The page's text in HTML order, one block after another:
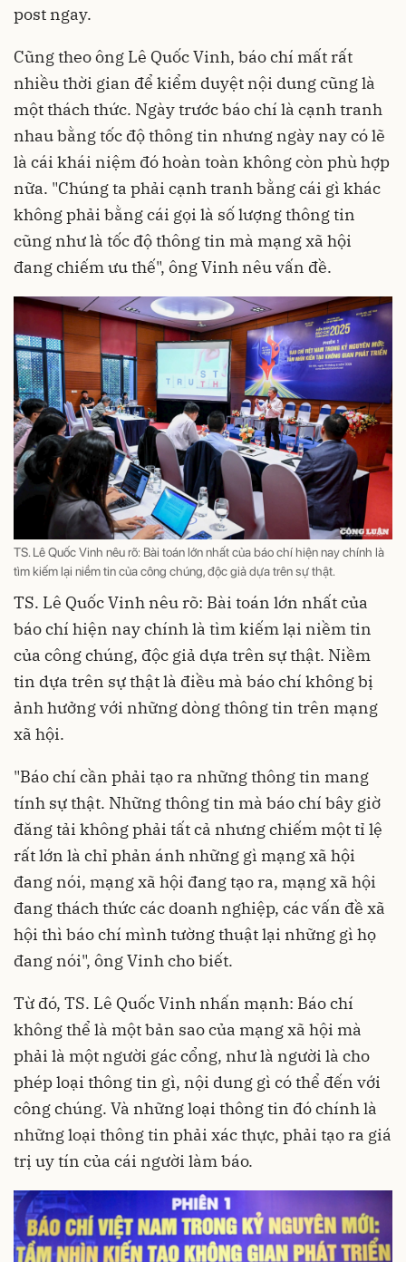
post ngay.
Cũng theo ông Lê Quốc Vinh, báo chí mất rất
nhiều thời gian để kiểm duyệt nội dung cũng là
một thách thức. Ngày trước báo chí là cạnh tranh
nhau bằng tốc độ thông tin nhưng ngày nay có lẽ
là cái khái niệm đó hoàn toàn không còn phù hợp
nữa. "Chúng ta phải cạnh tranh bằng cái gì khác
không phải bằng cái gọi là số lượng thông tin
cũng như là tốc độ thông tin mà mạng xã hội
đang chiếm ưu thế", ông Vinh nêu vấn đề.
TS. Lê Quốc Vinh nêu rõ: Bài toán lớn nhất của báo chí hiện nay chính là
tìm kiếm lại niềm tin của công chúng, độc giả dựa trên sự thật.
TS. Lê Quốc Vinh nêu rõ: Bài toán lớn nhất của
báo chí hiện nay chính là tìm kiếm lại niềm tin
của công chúng, độc giả dựa trên sự thật. Niềm
tin dựa trên sự thật là điều mà báo chí không bị
ảnh hưởng với những dòng thông tin trên mạng
xã hội.
"Báo chí cần phải tạo ra những thông tin mang
tính sự thật. Những thông tin mà báo chí bây giờ
đăng tải không phải tất cả nhưng chiếm một tỉ lệ
rất lớn là chỉ phản ánh những gì mạng xã hội
đang nói, mạng xã hội đang tạo ra, mạng xã hội
đang thách thức các doanh nghiệp, các vấn đề xã
hội thì báo chí mình tường thuật lại những gì họ
đang nói", ông Vinh cho biết.
Từ đó, TS. Lê Quốc Vinh nhấn mạnh: Báo chí
không thể là một bản sao của mạng xã hội mà
phải là một người gác cổng, như là người là cho
phép loại thông tin gì, nội dung gì có thể đến với
công chúng. Và những loại thông tin đó chính là
những loại thông tin phải xác thực, phải tạo ra giá
trị uy tín của cái người làm báo.